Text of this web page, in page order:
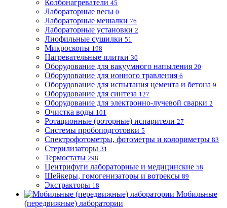
Колбонагреватели 45
Лабораторные весы 0
Лабораторные мешалки 76
Лабораторные установки 2
Лиофильные сушилки 51
Микроскопы 198
Нагревательные плитки 30
Оборудование для вакуумного напыления 20
Оборудование для ионного травления 6
Оборудование для испытания цемента и бетона 9
Оборудование для синтеза 127
Оборудование для электронно-лучевой сварки 2
Очистка воды 101
Ротационные (роторные) испарители 27
Системы пробоподготовки 5
Спектрофотометры, фотометры и колориметры 83
Стерилизаторы 31
Термостаты 298
Центрифуги лабораторные и медицинские 58
Шейкеры, гомогенизаторы и вотрексы 89
Экстракторы 18
Мобильные
(передвижные) лаборатории